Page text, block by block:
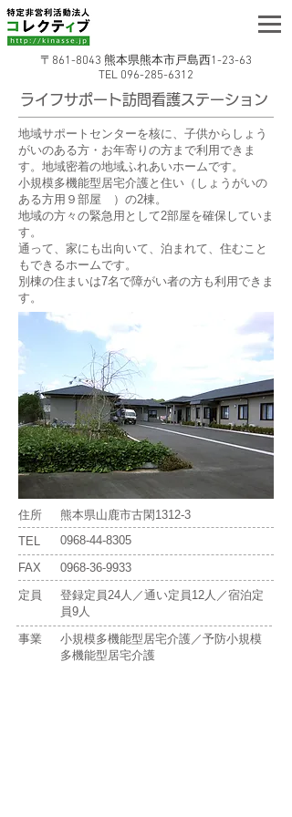
〒861-8043 熊本県熊本市戸島西1-23-63
TEL 096-285-6312
ライフサポート訪問看護ステーション
地域サポートセンターを核に、子供からしょう
がいのある方・お年寄りの方まで利用できま
す。地域密着の地域ふれあいホームです。
小規模多機能型居宅介護と住い（しょうがいの
ある方用９部屋 ）の2棟。
地域の方々の緊急用として2部屋を確保していま
す。
通って、家にも出向いて、泊まれて、住むこと
もできるホームです。
別棟の住まいは7名で障がい者の方も利用できま
す。
住所
熊本県山鹿市古閑1312-3
TEL
0968-44-8305
FAX
0968-36-9933
定員
登録定員24人／通い定員12人／宿泊定
員9人
事業
小規模多機能型居宅介護／予防小規模
多機能型居宅介護